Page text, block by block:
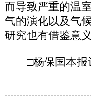
而导致严重的温
气的演化以及气
研究也有借鉴意义
□杨保国本报